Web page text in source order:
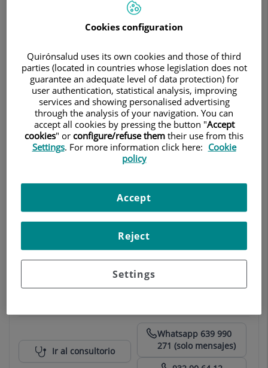
Conoce a nuestros Equipos
Contamos con un equipo
especialistas en Neurología y
Neurocirugía. Nuestro valor diferencial
se encuentra en los profesionales que
los forman.
Neurocirugía
Neurología Pediátrica
NeuroSpinal Institute Barcelona
Whatsapp 639 990
271 (solo mensajes)
Ir al consultorio
Cookies configuration
Quirónsalud uses its own cookies and those of third
parties (located in countries whose legislation does not
guarantee an adequate level of data protection) for
user authentication, statistical analysis, improving
services and showing personalised advertising
through the analysis of your navigation. You can
accept all cookies by pressing the button "Accept
cookies" or configure/refuse them their use from this
Settings. For more information click here: Cookie
policy
Settings
Reject
Accept